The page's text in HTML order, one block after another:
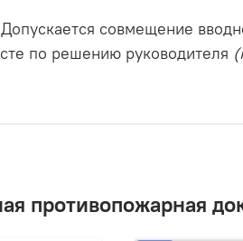
совмещение
по решению руководителя
противопожарная